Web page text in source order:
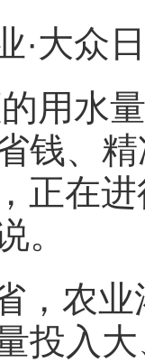
·大众
用水
钱、
正在
。
，农
投入